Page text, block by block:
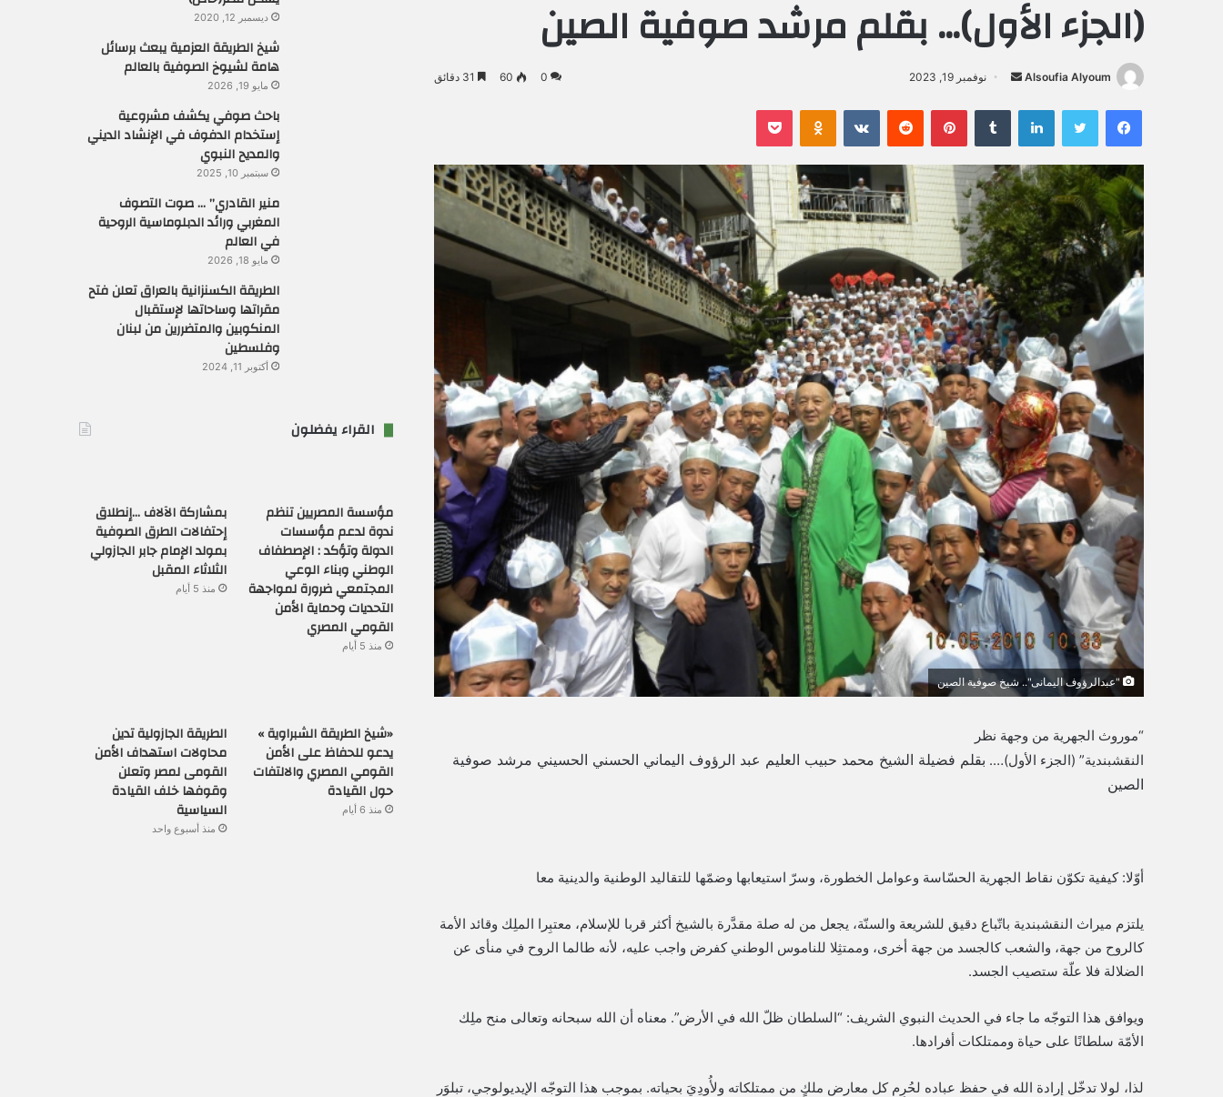
(الجزء الأول)… بقلم مرشد صوفية الصين
Alsoufia Alyoum
ل
ب
ر
ي
د
ا
إ
ل
ك
ت
ر
و
ن
ي
ا
نوفمبر 19, 2023 0
60
فيسبوك لينكدإن بينتيريست
"عبدالرؤوف اليمانى".. شيخ صوفية الصين
“موروث الجهرية من وجهة نظر
النقشبندية” (الجزء الأول)…. بقلم فضيلة الشيخ محمد حبيب العليم عبد الرؤوف اليماني الحسني الحسيني مرشد صوفية
الصين
أوّلا: كيفية تكوّن نقاط الجهرية الحسّاسة وعوامل الخطورة، وسرّ استيعابها وضمّها للتقاليد الوطنية والدينية معا
يلتزم ميراث النقشبندية باتّباع دقيق للشريعة والسنّة، يجعل من له صلة مقدَّرة بالشيخ أكثر قربا للإسلام، معتبِرا الملِك وقائد الأمة
كالروح من جهة، والشعب كالجسد من جهة أخرى، وممتثِلا للناموس الوطني كفرض واجب عليه، لأنه طالما الروح في منأى عن
الضلالة فلا علّة ستصيب الجسد.
ويوافق هذا التوجّه ما جاء في الحديث النبوي الشريف: “السلطان ظلّ الله في الأرض”. معناه أن الله سبحانه وتعالى منح ملِك
الأمّة سلطانًا على حياة وممتلكات أفرادها.
لذا، لولا تدخّل إرادة الله في حفظ عباده لحُرِم كل معارضِ ملكٍ من ممتلكاته ولأُودِيَ بحياته. بموجب هذا التوجّه الإيديولوجي، تبلوَر
ديسمبر 12, 2020
شيخ الطريقة العزمية يبعث برسائل
هامة لشيوخ الصوفية بالعالم
مايو 19, 2026
باحث صوفي يكشف مشروعية
إستخدام الدفوف في الإنشاد الديني
والمديح النبوي
سبتمبر 10, 2025
منير القادري” … صوت التصوف
المغربي ورائد الدبلوماسية الروحية
في العالم
مايو 18, 2026
الطريقة الكسنزانية بالعراق تعلن فتح
مقراتها وساحاتها لإستقبال
المنكوبين والمتضررين من لبنان
وفلسطين
أكتوبر 11, 2024
القراء يفضلون
مؤسسة المصريين تنظم
ندوة لدعم مؤسسات
الدولة وتؤكد : الإصطفاف
الوطني وبناء الوعي
المجتمعي ضرورة لمواجهة
التحديات وحماية الأمن
القومي المصري
منذ 5 أيام
بمشاركة الآلاف …إنطلاق
إحتفالات الطرق الصوفية
بمولد الإمام جابر الجازولي
الثلاثاء المقبل
منذ 5 أيام
«شيخ الطريقة الشبراوية »
يدعو للحفاظ على الأمن
القومي المصري والالتفات
حول القيادة
منذ 6 أيام
الطريقة الجازولية تدين
محاولات استهداف الأمن
القومى لمصر وتعلن
وقوفها خلف القيادة
السياسية
منذ أسبوع واحد